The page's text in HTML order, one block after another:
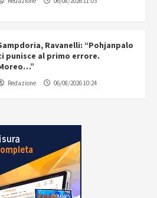
Ravanelli: “Pohjanpalo
punisce al primo errore.
Redazione 06/08/2026 10:24